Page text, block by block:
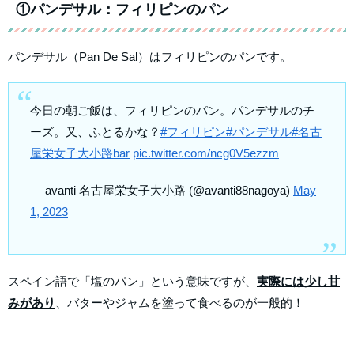
①パンデサル：フィリピンのパン
パンデサル（Pan De Sal）はフィリピンのパンです。
今日の朝ご飯は、フィリピンのパン。パンデサルのチ
ーズ。又、ふとるかな？ #フィリピン#パンデサル#名古
屋栄女子大小路bar pic.twitter.com/ncg0V5ezzm
— avanti 名古屋栄女子大小路 (@avanti88nagoya) May
1, 2023
スペイン語で「塩のパン」という意味ですが、 実際には少し甘
みがあり
、バターやジャムを塗って食べるのが一般的！